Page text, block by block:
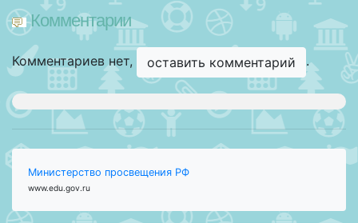
Комментарии
Комментариев нет, оставить комментарий .
Министерство просвещения РФ
www.edu.gov.ru